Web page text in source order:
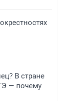
В стране
— почему